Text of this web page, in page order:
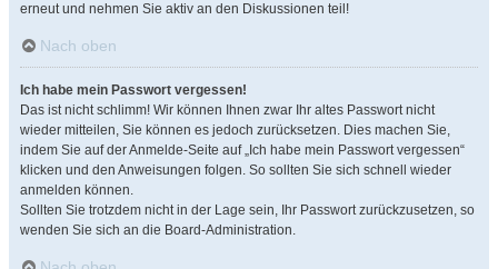
erneut und nehmen Sie aktiv an den Diskussionen teil!
Nach oben
Ich habe mein Passwort vergessen!
Das ist nicht schlimm! Wir können Ihnen zwar Ihr altes Passwort nicht
wieder mitteilen, Sie können es jedoch zurücksetzen. Dies machen Sie,
indem Sie auf der Anmelde-Seite auf „Ich habe mein Passwort vergessen“
klicken und den Anweisungen folgen. So sollten Sie sich schnell wieder
anmelden können.
Sollten Sie trotzdem nicht in der Lage sein, Ihr Passwort zurückzusetzen, so
wenden Sie sich an die Board-Administration.